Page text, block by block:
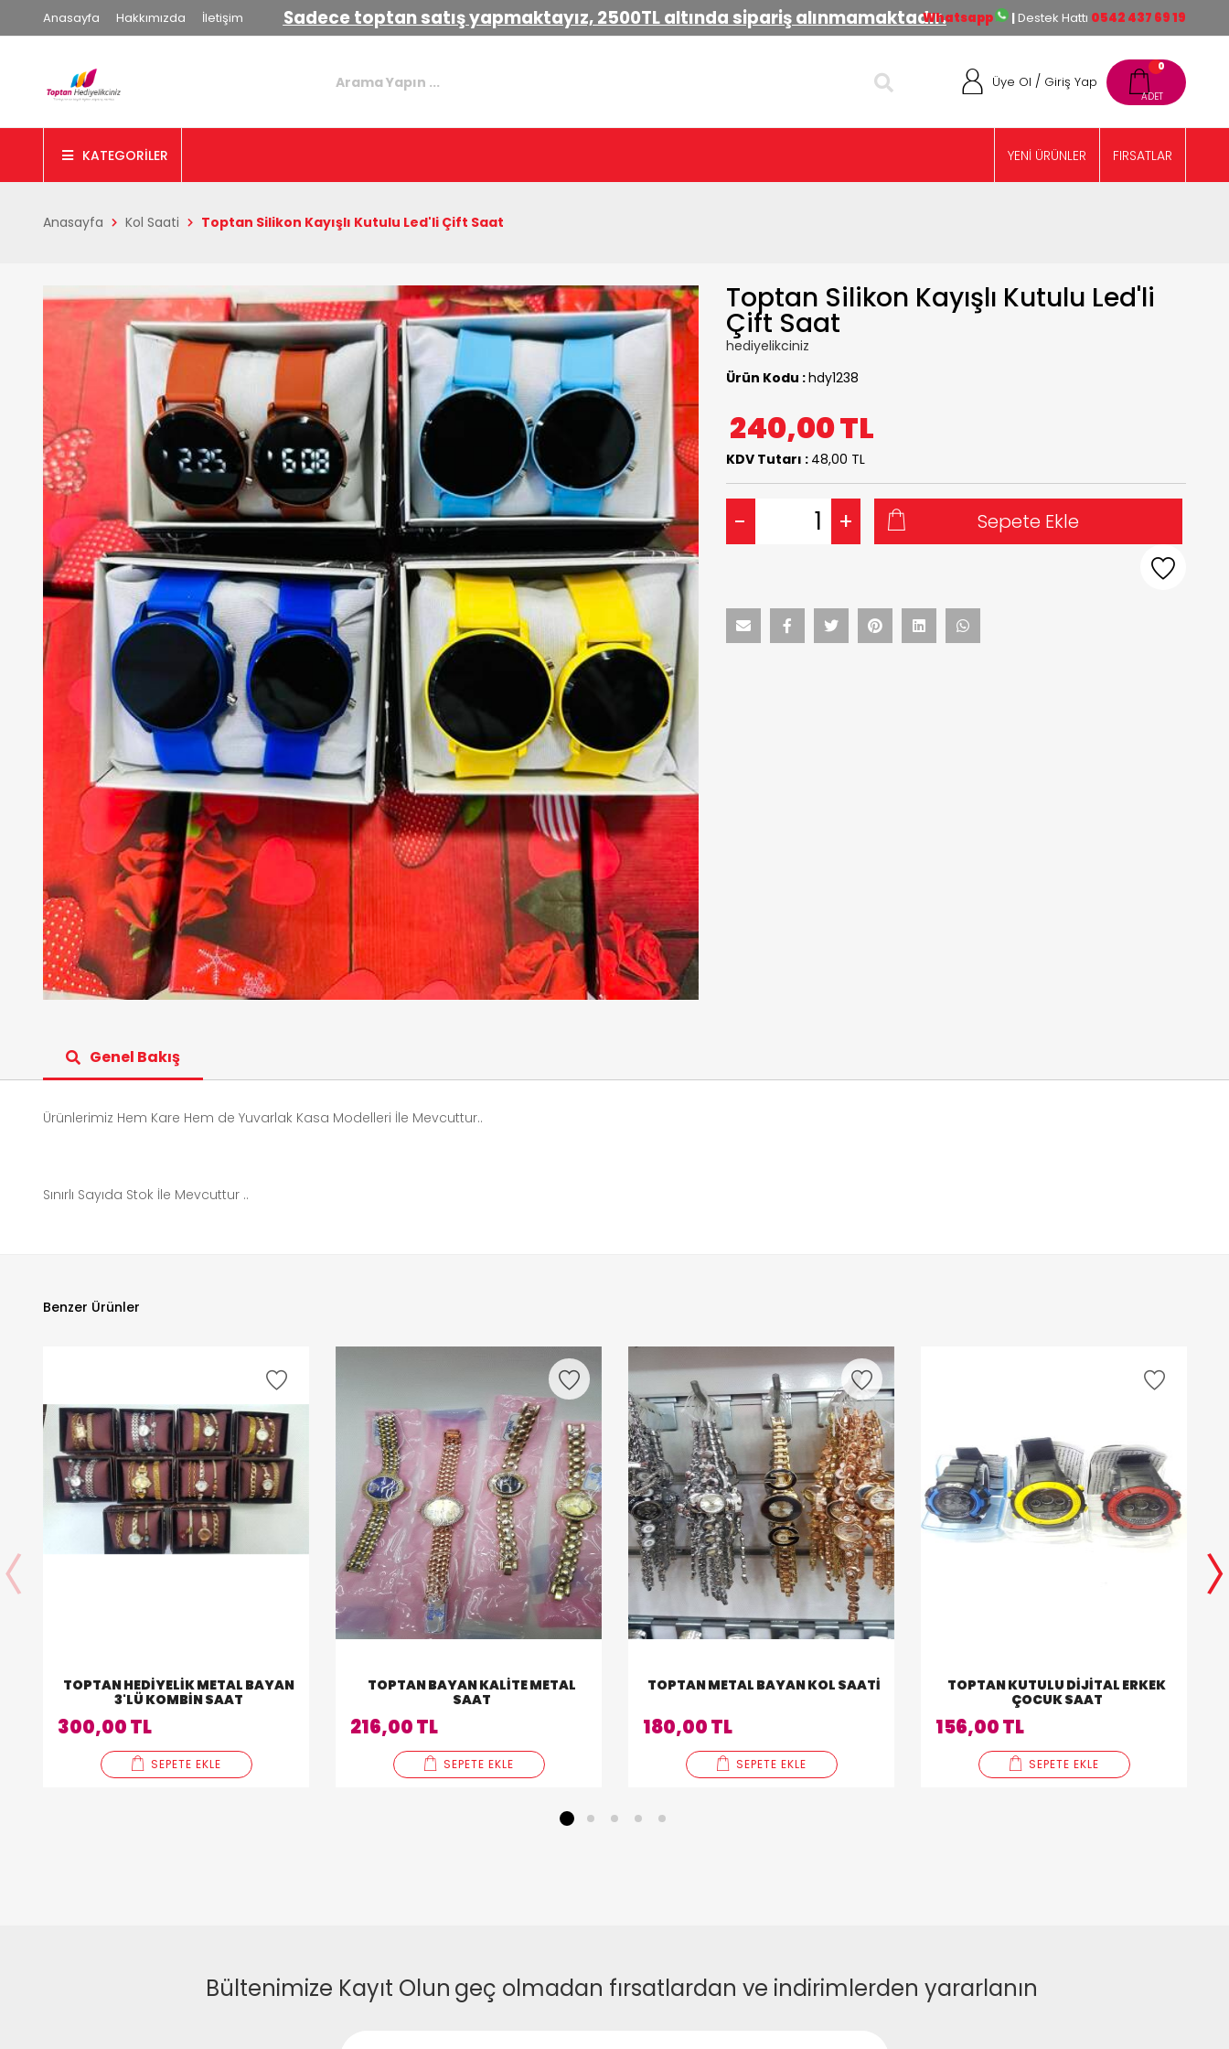
Anasayfa Hakkımızda İletişim Sadece toptan satış yapmaktayız, 2500TL altında sipariş alınmamaktadır.Whatsapp |Destek Hattı 0542 437 69 19
0
Üye Ol / Giriş Yap
KATEGORİLER FIRSATLAR
YENİ ÜRÜNLER
Anasayfa Kol Saati Toptan Silikon Kayışlı Kutulu Led'li Çift Saat
Toptan Silikon Kayışlı Kutulu Led'li
Çift Saat
hediyelikciniz
Ürün Kodu :hdy1238
240,00TL
KDV Tutarı : 48,00 TL
- + Sepete Ekle
Genel Bakış
Ürünlerimiz Hem Kare Hem de Yuvarlak Kasa Modelleri İle Mevcuttur..
Sınırlı Sayıda Stok İle Mevcuttur ..
Benzer Ürünler
TOPTAN HEDIYELIK METAL BAYAN
3'LÜ KOMBIN SAAT
300,00 TL
SEPETE EKLE
TOPTAN BAYAN KALITE METAL
SAAT
216,00 TL
SEPETE EKLE
TOPTAN METAL BAYAN KOL SAATI
180,00 TL
SEPETE EKLE
TOPTAN KUTULU DIJITAL ERKEK
ÇOCUK SAAT
156,00 TL
SEPETE EKLE
1 2 3 4 5
Bültenimize Kayıt Olun geç olmadan fırsatlardan ve indirimlerden yararlanın